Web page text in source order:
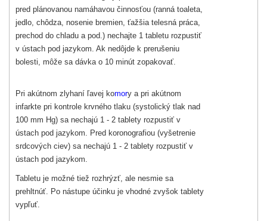
pred plánovanou namáhavou činnosťou (ranná toaleta,
jedlo, chôdza, nosenie bremien, ťažšia telesná práca,
prechod do chladu a pod.) nechajte 1 tabletu rozpustiť
v ústach pod jazykom. Ak nedôjde k prerušeniu
bolesti, môže sa dávka o 10 minút zopakovať.
Pri akútnom zlyhaní ľavej komory a pri akútnom
infarkte pri kontrole krvného tlaku (systolický tlak nad
100 mm Hg) sa nechajú 1 - 2 tablety rozpustiť v
ústach pod jazykom. Pred koronografiou (vyšetrenie
srdcových ciev) sa nechajú 1 - 2 tablety rozpustiť v
ústach pod jazykom.
Tabletu je možné tiež rozhrýzť, ale nesmie sa
prehltnúť. Po nástupe účinku je vhodné zvyšok tablety
vypľuť.